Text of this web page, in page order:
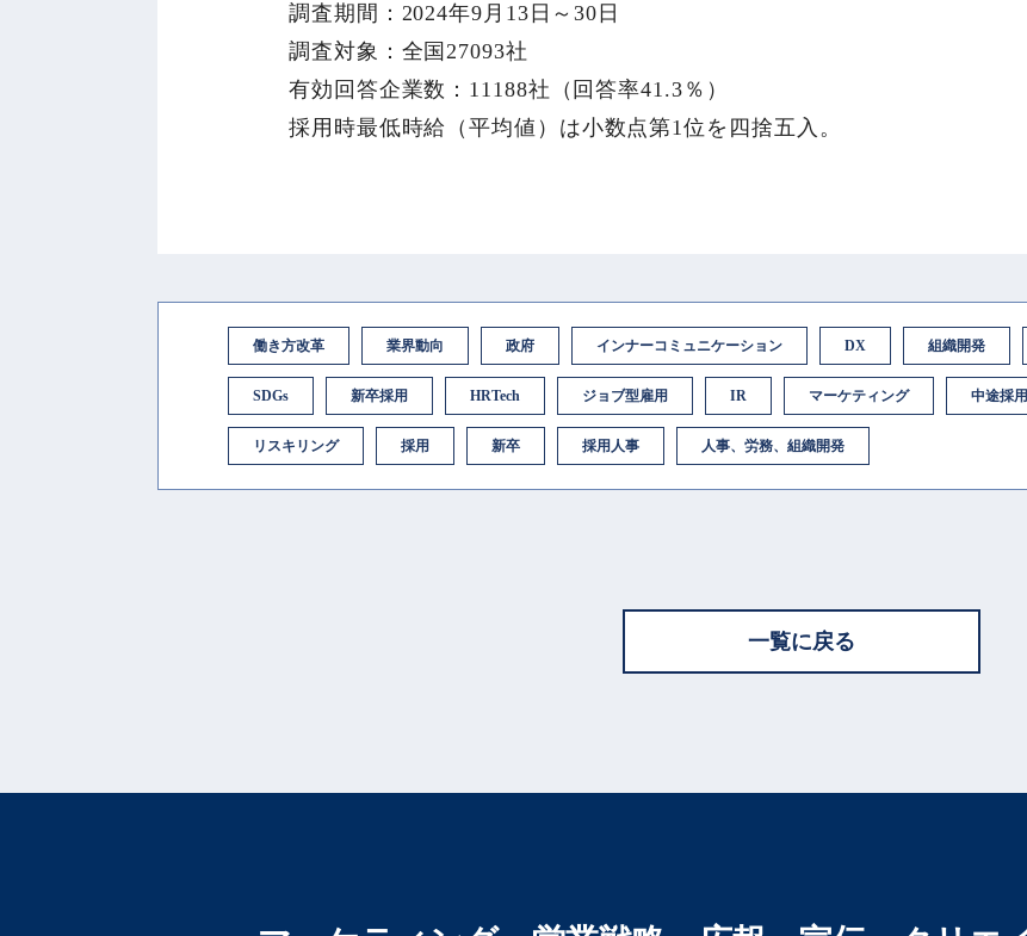
調査期間：2024年9月13日～30日
調査対象：全国27093社
有効回答企業数：11188社（回答率41.3％）
採用時最低時給（平均値）は小数点第1位を四捨五入。
働き方改革 業界動向 政府 インナーコミュニケーション DX 組織開発
SDGs 新卒採用 HRTech ジョブ型雇用 IR マーケティング 中途採用
リスキリング 採用 新卒 採用人事 人事、労務、組織開発
一覧に戻る